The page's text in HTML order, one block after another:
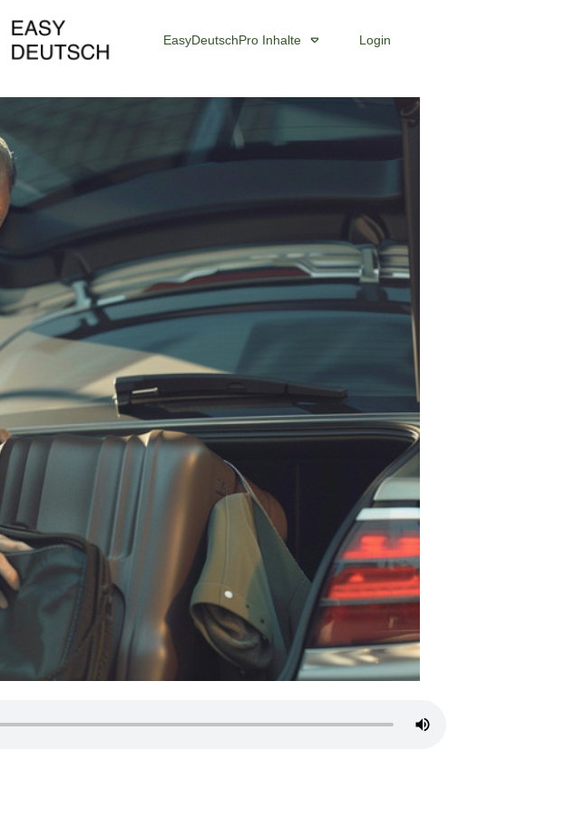
EasyDeutschPro Inhalte Login